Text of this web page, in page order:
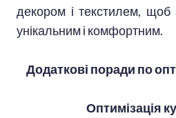
декором і текстилем, щоб
унікальним і комфортним.
Додаткові поради по
Оптимізація